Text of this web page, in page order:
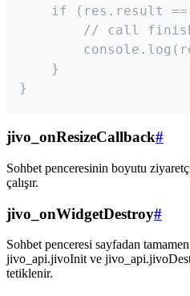
if (res.result
// call
    }
}
jivo_onResizeCallback#
Sohbet penceresinin boyutu
çalışır.
jivo_onWidgetDestroy#
Sohbet penceresi sayfadan tamamen
jivo_api.jivoInit ve
tetiklenir.